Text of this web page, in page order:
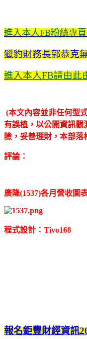
進入本人FB粉絲專
獵豹財務長郭恭克
進入本人FB請由此
(本文內容並非任何型
有誤植，以公開資訊觀
險，妥善理財，本部
評論：
廣隆(1537)各月營收圖
程式設計：Tivo168
報名鉅豐財經資訊